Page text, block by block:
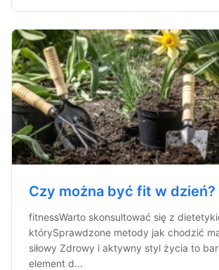
Czy można być fit w dzień?
fitnessWarto skonsultować się z
którySprawdzone metody jak chodzić
siłowy Zdrowy i aktywny styl życia to
element d...